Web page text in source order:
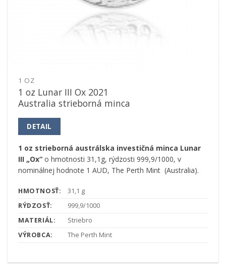
1 OZ
1 oz Lunar III Ox 2021
Australia strieborná minca
DETAIL
1 oz strieborná austrálska investičná minca Lunar
III „Ox“o hmotnosti 31,1g, rýdzosti 999,9/1000, v
nominálnej hodnote 1 AUD, The Perth Mint (Australia).
HMOTNOSŤ:
31,1 g
RÝDZOSŤ:
999,9/1000
MATERIÁL:
Striebro
VÝROBCA:
The Perth Mint